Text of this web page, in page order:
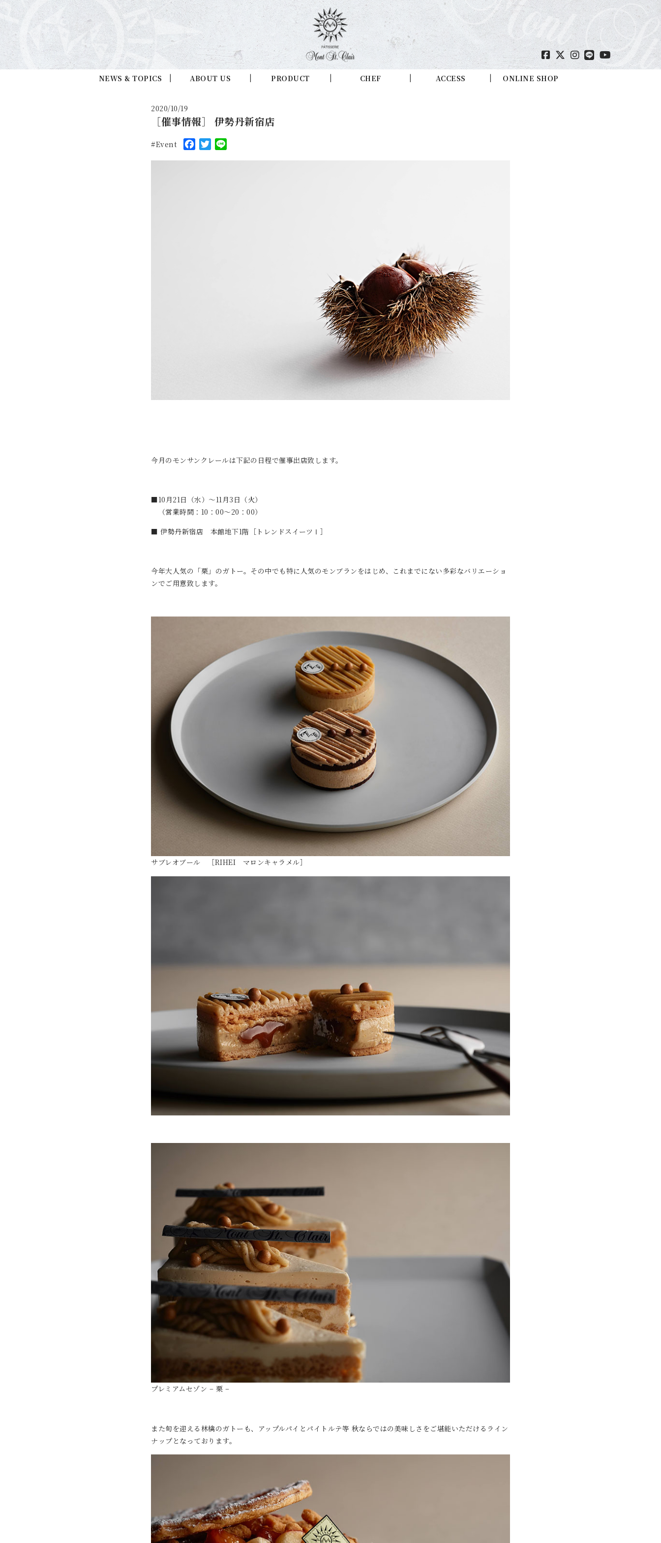
NEWS & TOPICS ABOUT US PRODUCT CHEF ACCESS ONLINE SHOP
2020/10/19
［催事情報］ 伊勢丹新宿店
Event Facebook
Twitter
今月のモンサンクレールは下記の日程で催事出店致します。
■10月21日（水）～11月3日（火）
（営業時間：10：00～20：00）
■ 伊勢丹新宿店 本館地下1階［トレンドスイーツⅠ］
今年大人気の「栗」のガトー。その中でも特に人気のモンブランをはじめ、これまでにない多彩なバリエーショ
ンでご用意致します。
サブレオブール ［RIHEI マロンキャラメル］
プレミアムセゾン – 栗 –
また旬を迎える林檎のガトーも、アップルパイとパイトルテ等 秋ならではの美味しさをご堪能いただけるライン
ナップとなっております。